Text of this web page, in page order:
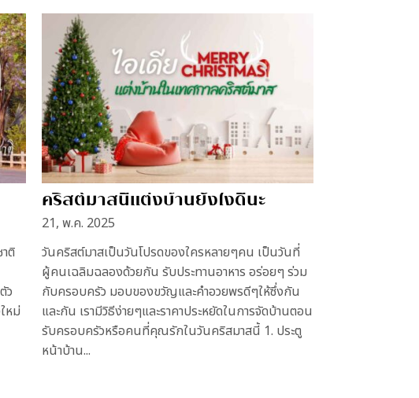
ติ
ว
หม่
คริสต์มาสนี้แต่งบ้านยังไงดีนะ
21, พ.ค. 2025
วันคริสต์มาสเป็นวันโปรดของใครหลายๆคน เป็นวันที่
ผู้คนเฉลิมฉลองด้วยกัน รับประทานอาหาร อร่อยๆ ร่วม
กับครอบครัว มอบของขวัญและคำอวยพรดีๆให้ซึ่งกัน
และกัน เรามีวิธีง่ายๆและราคาประหยัดในการจัดบ้านตอน
รับครอบครัวหรือคนที่คุณรักในวันคริสมาสนี้ 1. ประตู
หน้าบ้าน...